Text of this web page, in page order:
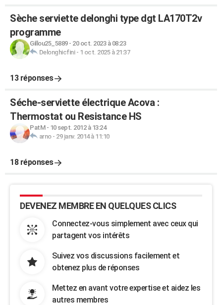
Sèche serviette delonghi type dgt LA170T2v
programme
Gillou25_5889- 20 oct. 2023 à 08:23
Delonghicfini- 1 oct. 2025 à 21:37
13 réponses
Séche-serviette électrique Acova :
Thermostat ou Resistance HS
PatM- 10 sept. 2012 à 13:24
arno- 29 janv. 2014 à 11:10
18 réponses
DEVENEZ MEMBRE EN QUELQUES CLICS
Connectez-vous simplement avec ceux qui
partagent vos intérêts
Suivez vos discussions facilement et
obtenez plus de réponses
Mettez en avant votre expertise et aidez les
autres membres